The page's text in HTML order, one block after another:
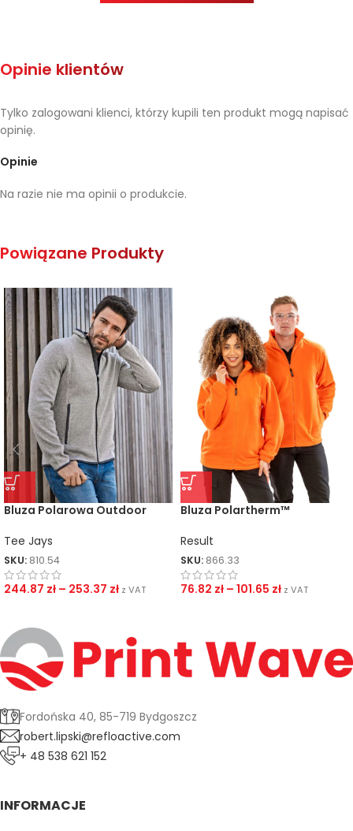
Opinie klientów
Opinie
Na razie nie ma opinii o produkcie.
Tylko zalogowani klienci, którzy kupili ten produkt mogą napisać
opinię.
Powiązane Produkty
Bluza Polarowa Outdoor
Tee Jays
SKU: 810.54
244.87 zł – 253.37 zł z VAT
Bluza Polartherm™
Result
SKU: 866.33
76.82 zł – 101.65 zł z VAT
Fordońska 40, 85-719 Bydgoszcz
robert.lipski@refloactive.com
+ 48 538 621 152
INFORMACJE